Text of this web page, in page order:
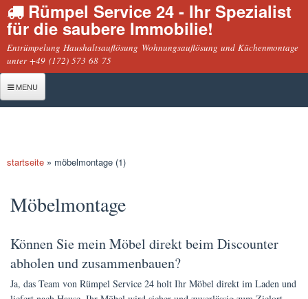
Direkt
zum
Inhalt
Rümpel Service 24 - Ihr Spezialist
für die saubere Immobilie!
Entrümpelung Haushaltsauflösung Wohnungsauflösung und Küchenmontage
unter +49 (172) 573 68 75
MENU
Haushaltsauflösung
Wohnungsauflösung
Montage
Küchenmontage
Möbelmontage
startseite » möbelmontage (1)
Möbelmontage
Können Sie mein Möbel direkt beim Discounter
abholen und zusammenbauen?
Ja, das Team von Rümpel Service 24 holt Ihr Möbel direkt im Laden und